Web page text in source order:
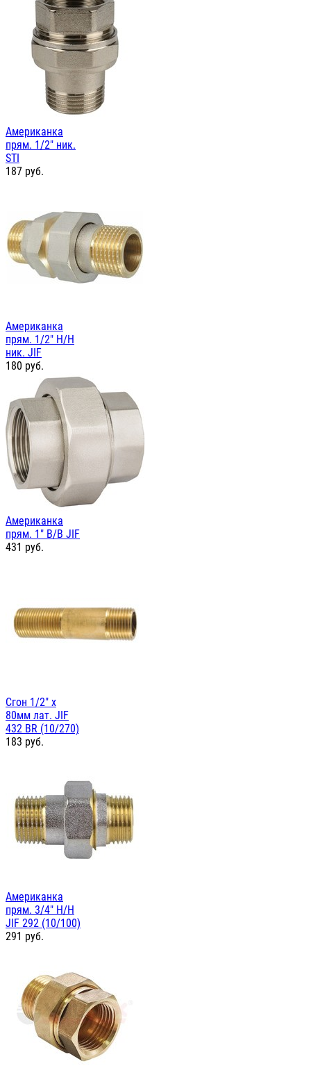
Американка
прям. 1/2" ник.
STI
187 руб.
Американка
прям. 1/2" Н/Н
ник. JIF
180 руб.
Американка
прям. 1" В/В JIF
431 руб.
Сгон 1/2" х
80мм лат. JIF
432 BR (10/270)
183 руб.
Американка
прям. 3/4" Н/Н
JIF 292 (10/100)
291 руб.